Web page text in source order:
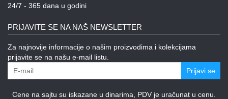
24/7 - 365 dana u godini
PRIJAVITE SE NA NAŠ NEWSLETTER
Za najnovije informacije o našim proizvodima i kolekcijama
prijavite se na našu e-mail listu.
Prijavi se
Cene na sajtu su iskazane u dinarima, PDV je uračunat u cenu.